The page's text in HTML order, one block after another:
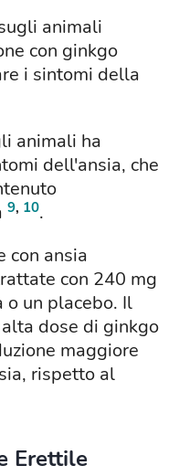
animali
con ginkgo
i sintomi della
animali ha
dell'ansia, che
9, 10.
con ansia
con 240 mg
un placebo. Il
dose di ginkgo
maggiore
rispetto al
Erettile